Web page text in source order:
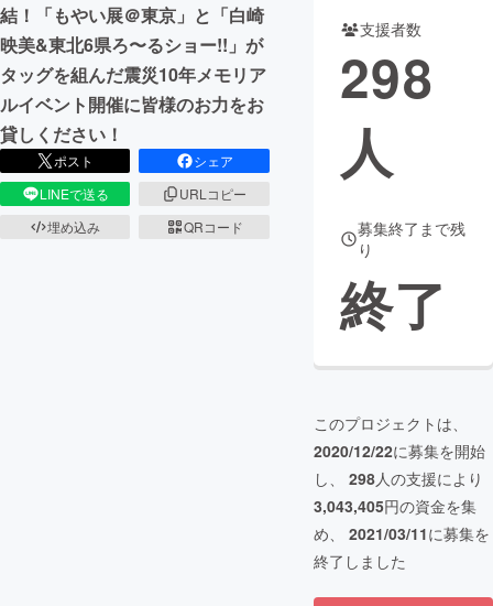
結！「もやい展＠東京」と「白崎
映美&東北6県ろ〜るショー!!」が
タッグを組んだ震災10年メモリア
ルイベント開催に皆様のお力をお
貸しください！
ポスト
シェア
LINEで送る
URLコピー
埋め込み
QRコード
支援者数
298
人
募集終了まで残
り
終了
このプロジェクトは、
2020/12/22に募集を開始
し、 298人の支援により
3,043,405円の資金を集
め、 2021/03/11に募集を
終了しました